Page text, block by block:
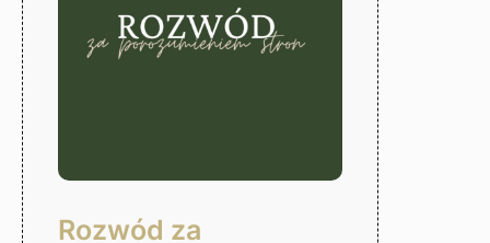
Gorzów
Wlkp.
Rozwód za